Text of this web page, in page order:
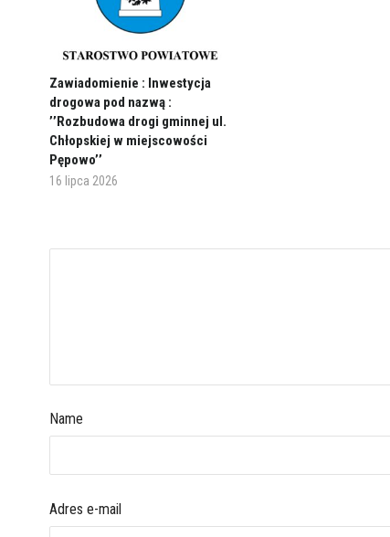
Zawiadomienie : Inwestycja
drogowa pod nazwą :
’’Rozbudowa drogi gminnej ul.
Chłopskiej w miejscowości
Pępowo’’
16 lipca 2026
Name
Adres e-mail